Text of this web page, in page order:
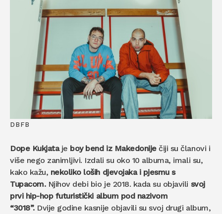
DBFB
Dope Kukjata je boy bend iz Makedoniječiji su članovi i
više nego zanimljivi. Izdali su oko 10 albuma, imali su,
kako kažu, nekoliko loših djevojaka i pjesmu s
Tupacom. Njihov debi bio je 2018. kada su objavili svoj
prvi hip-hop futuristički album pod nazivom
“3018”. Dvije godine kasnije objavili su svoj drugi album,